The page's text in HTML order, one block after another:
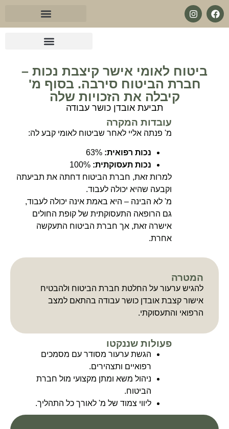
לתוכן
ביטוח לאומי אישר קיצבת נכות –
חברת הביטוח סירבה. בסוף מ'
קיבלה את הזכויות שלה
תביעת אובדן כושר עבודה
עובדות המקרה
מ' פנתה אליי לאחר שביטוח לאומי קבע לה:
נכות רפואית:
נכות תעסוקתית:
למרות זאת, חברת הביטוח דחתה את תביעתה
וקבעה שהיא יכולה לעבוד.
מ' לא הבינה – היא באמת אינה יכולה לעבוד,
גם הרופאה התעסוקתית של קופת החולים
אישרה זאת, אך חברת הביטוח התעקשה
אחרת.
המטרה
להגיש ערעור על החלטת חברת הביטוח ולהבטיח
אישור קצבת אובדן כושר עבודה בהתאם למצב
הרפואי והתעסוקתי.
פעולות שננקטו
הגשת ערעור מסודר עם מסמכים
רפואיים ותצהירים.
ניהול משא ומתן מקצועי מול חברת
הביטוח.
ליווי צמוד של מ' לאורך כל התהליך.